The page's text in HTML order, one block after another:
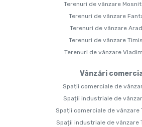
Terenuri de vânzare
Terenuri de vânzare
Terenuri de vânzare
Terenuri de vânzare
Terenuri de vânzare
Vânzări
Spații comerciale de
Spații industriale de
Spații comerciale de vânzare
Spații industriale de vânzare